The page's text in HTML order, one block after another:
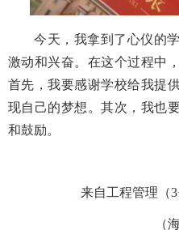
今天，我拿到了心仪的
激动和兴奋。在这个过程中
首先，我要感谢学校给我提
现自己的梦想。其次，我也
和鼓励。
来自工程管理（
（